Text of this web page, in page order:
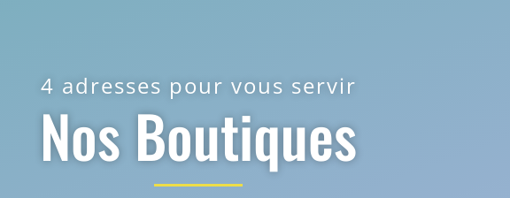
4 adresses pour vous servir
Nos Boutiques